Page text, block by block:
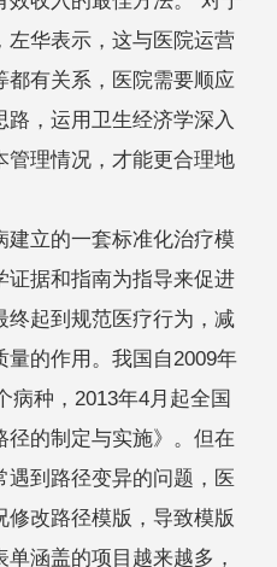
左华表示，这与医院运营
都有关系，医院需要顺应
，运用卫生经济学深入
管理情况，才能更合理地
建立的一套标准化治疗模
证据和指南为指导来促进
终起到规范医疗行为，减
量的作用。我国自2009年
病种，2013年4月起全国
径的制定与实施》。但在
遇到路径变异的问题，医
改路径模版，导致模版
涵盖的项目越来越多，